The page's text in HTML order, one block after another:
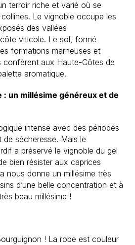
terroir riche et varié où se
Le vignoble occupe les
des vallées
viticole. Le sol, formé
formations marneuses et
confèrent aux Haute-Côtes de
aromatique.
: un millésime généreux et de
intense avec des périodes
sécheresse. Mais le
a préservé le vignoble du gel
bien résister aux caprices
nous donne un millésime très
d’une belle concentration et à
beau millésime !
! La robe est couleur